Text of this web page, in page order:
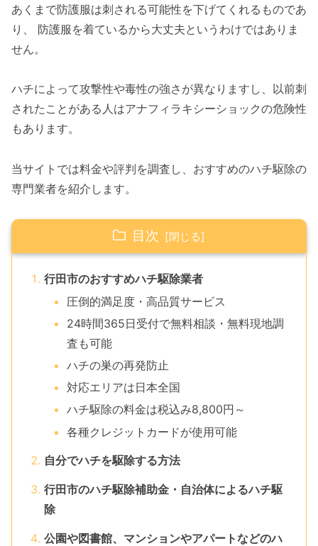
あくまで防護服は刺される可能性を下げてくれるものであ
り、 防護服を着ているから大丈夫というわけではありま
せん。
ハチによって攻撃性や毒性の強さが異なりますし、以前刺
されたことがある人はアナフィラキシーショックの危険性
もあります。
当サイトでは料金や評判を調査し、おすすめのハチ駆除の
専門業者を紹介します。
目次
行田市のおすすめハチ駆除業者
圧倒的満足度・高品質サービス
24時間365日受付で無料相談・無料現地調
査も可能
ハチの巣の再発防止
対応エリアは日本全国
ハチ駆除の料金は税込み8,800円～
各種クレジットカードが使用可能
自分でハチを駆除する方法
行田市のハチ駆除補助金・自治体によるハチ駆
除
公園や図書館、マンションやアパートなどのハ